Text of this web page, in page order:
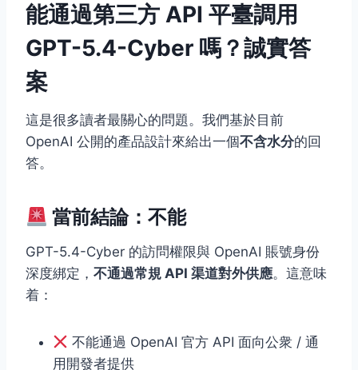
能通過第三方 API 平臺調用
GPT-5.4-Cyber 嗎？誠實答
案
這是很多讀者最關心的問題。我們基於目前
OpenAI 公開的產品設計來給出一個不含水分的回
答。
當前結論：不能
GPT-5.4-Cyber 的訪問權限與 OpenAI 賬號身份
深度綁定， 不通過常規 API 渠道對外供應。這意味
着：
不能通過 OpenAI 官方 API 面向公衆 / 通
用開發者提供